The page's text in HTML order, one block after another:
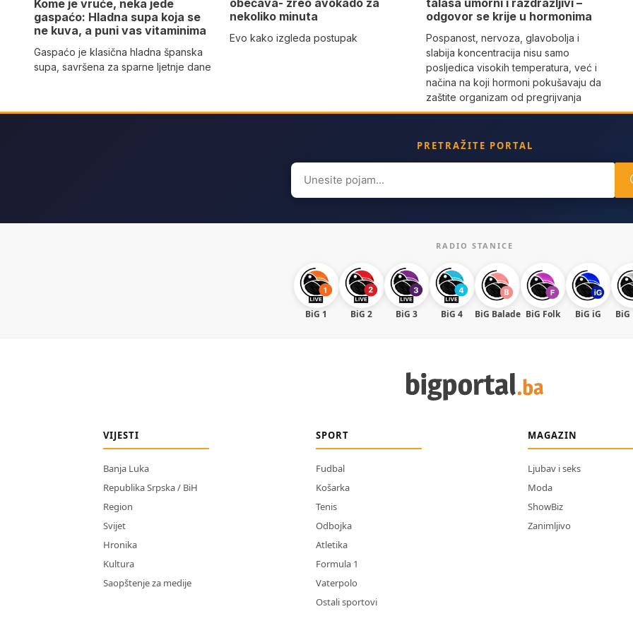
Kome je vruće, neka jede
gaspaćo: Hladna supa koja se
ne kuva, a puni vas vitaminima
Gaspaćo je klasična hladna španska
supa, savršena za sparne ljetnje dane
nekoliko minuta
Evo kako izgleda postupak
talasa umorni i razdražljivi –
odgovor se krije u hormonima
Pospanost, nervoza, glavobolja i
slabija koncentracija nisu samo
posljedica visokih temperatura, već i
načina na koji hormoni pokušavaju da
zaštite organizam od pregrijvanja
PRETRAŽITE PORTAL
Search
for:
RADIO STANICE
BiG 1 BiG 2 BiG 3 BiG 4 BiG Balade BiG Folk BiG iG BiG
VIJESTI
Banja Luka
Republika Srpska / BiH
Region
Svijet
Hronika
Kultura
Saopštenje za medije
SPORT
Fudbal
Košarka
Tenis
Odbojka
Atletika
Formula 1
Vaterpolo
Ostali sportovi
MAGAZIN
Ljubav i seks
Moda
ShowBiz
Zanimljivo